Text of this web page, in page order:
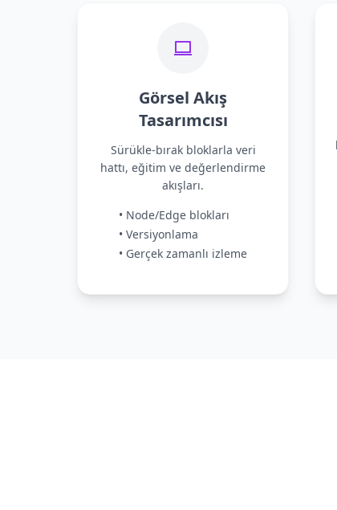
Görsel Akış
Tasarımcısı
Sürükle-bırak bloklarla veri
hattı, eğitim ve değerlendirme
akışları.
• Node/Edge blokları
• Versiyonlama
• Gerçek zamanlı izleme